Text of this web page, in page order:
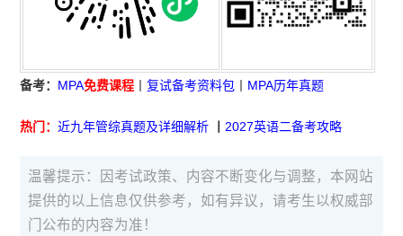
备考： MPA免费课程 丨复试备考资料包 丨 MPA历年真题
热门：近九年管综真题及详细解析 丨2027英语二备考攻略
温馨提示：因考试政策、内容不断变化与调整，本网站
提供的以上信息仅供参考，如有异议，请考生以权威部
门公布的内容为准！